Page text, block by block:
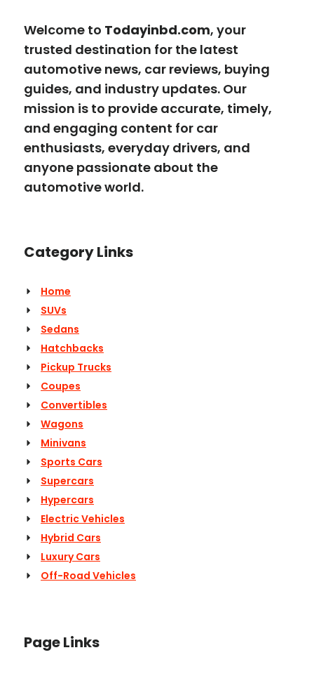
Welcome to Todayinbd.com, your
trusted destination for the latest
automotive news, car reviews, buying
guides, and industry updates. Our
mission is to provide accurate, timely,
and engaging content for car
enthusiasts, everyday drivers, and
anyone passionate about the
automotive world.
Category Links
Home
SUVs
Sedans
Hatchbacks
Pickup Trucks
Coupes
Convertibles
Wagons
Minivans
Sports Cars
Supercars
Hypercars
Electric Vehicles
Hybrid Cars
Luxury Cars
Off-Road Vehicles
Page Links